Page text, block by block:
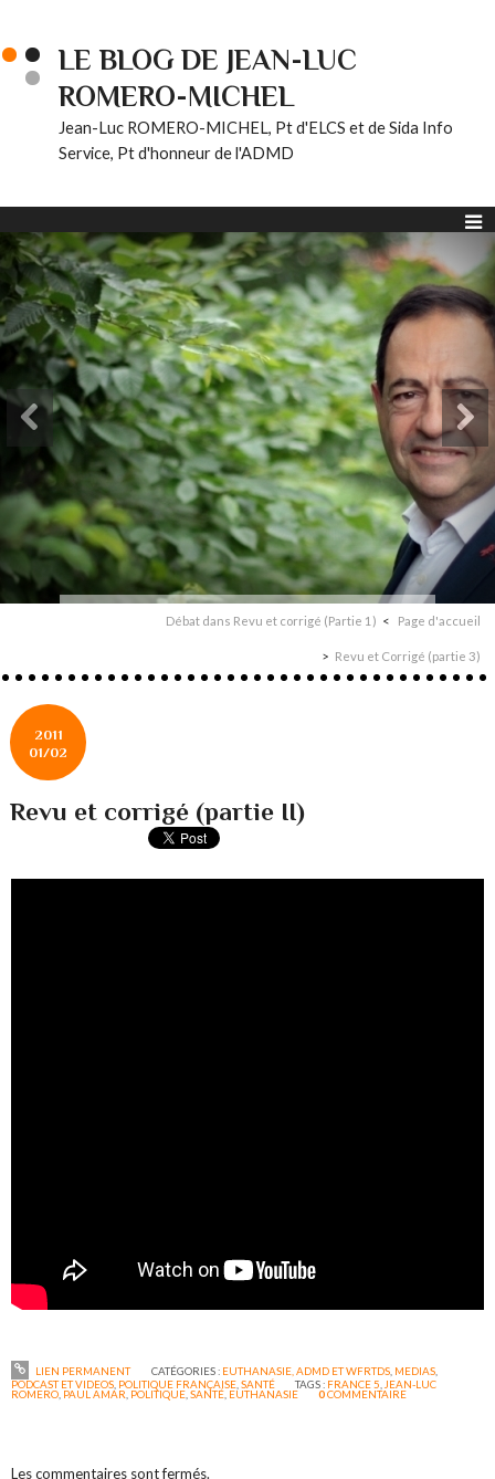
LE BLOG DE JEAN-LUC
ROMERO-MICHEL
Jean-Luc ROMERO-MICHEL, Pt d'ELCS et de Sida Info
Service, Pt d'honneur de l'ADMD
Débat dans Revu et corrigé (Partie 1) Page d'accueil
Revu et Corrigé (partie 3)
2011
01/02
Revu et corrigé (partie II)
LIEN PERMANENT CATÉGORIES : EUTHANASIE, ADMD ET WFRTDS, MEDIAS,
PODCAST ET VIDEOS POLITIQUE FRANÇAISE ,SANTÉ TAGS : FRANCE 5 JEAN-LUC
ROMERO PAUL AMAR POLITIQUE ,SANTÉ EUTHANASIE 0COMMENTAIRE
Les commentaires sont fermés.